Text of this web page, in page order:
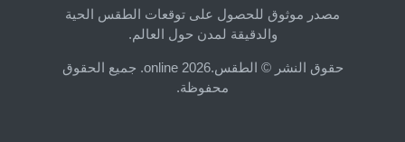
مصدر موثوق للحصول على توقعات الطقس الحية
والدقيقة لمدن حول العالم.
حقوق النشر © الطقس.online 2026. جميع الحقوق
محفوظة.